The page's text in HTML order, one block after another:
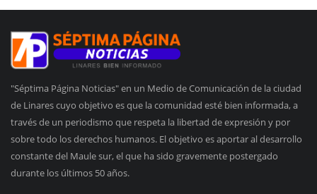
"Séptima Página Noticias" en un Medio de Comunicación de la ciudad
de Linares cuyo objetivo es que la comunidad esté bien informada, a
través de un periodismo que respeta la libertad de expresión y por
sobre todo los derechos humanos. El objetivo es aportar al desarrollo
constante del Maule sur, el que ha sido gravemente postergado
durante los últimos 50 años.